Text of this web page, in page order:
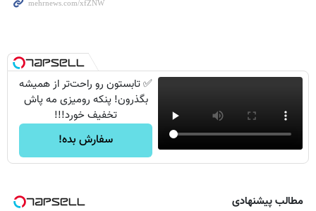
✅ تابستون رو راحت‌تر از همیشه
بگذرون! پنکه رومیزی مه پاش
تخفیف خورد!!!
سفارش بده!
مطالب پیشنهادی